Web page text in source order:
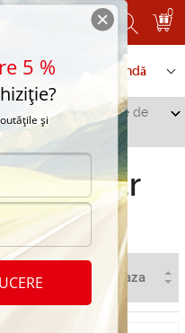
0
Serviciu de comandă
Ocnita/
Anvelope de
Tigar
5 %
și